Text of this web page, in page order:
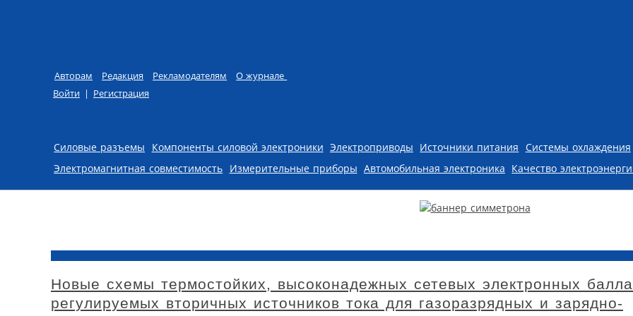
Авторам Редакция Рекламодателям
О журнале
Войти | Регистрация
Skip to content
Силовые разъемы Компоненты силовой электроники Электроприводы Источники питания Системы охлаждения
Электромагнитная совместимость Измерительные приборы Автомобильная электроника Качество
Новые схемы термостойких, высоконадежных сетевых электронных
регулируемых вторичных источников тока для газоразрядных и зарядно-